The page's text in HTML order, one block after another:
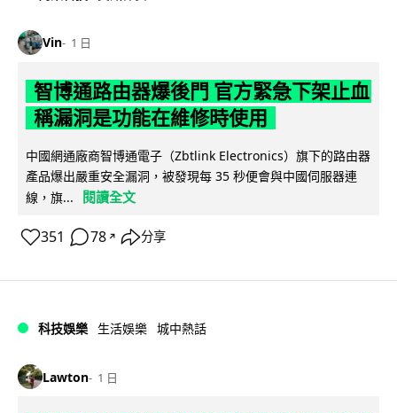
Vin 1 日
智博通路由器爆後門 官方緊急下架止血
稱漏洞是功能在維修時使用
中國網通廠商智博通電子（Zbtlink Electronics）旗下的路由器
產品爆出嚴重安全漏洞，被發現每 35 秒便會與中國伺服器連
線，旗...
閱讀全文
351 78 ↗ 分享
科技娛樂 生活娛樂 城中熱話
Lawton 1 日